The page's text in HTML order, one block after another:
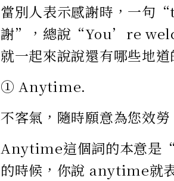
當別人表示感謝時，一
謝”，總說“You’re
就一起來說說還有哪些地
① Anytime.
不客氣，隨時願意為您效勞
Anytime這個詞的本意是
的時候，你說 anytime就